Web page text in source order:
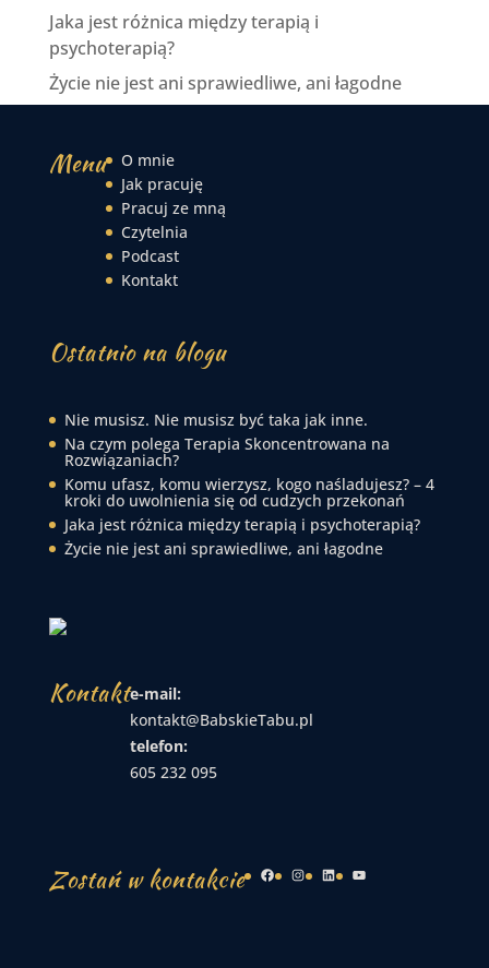
Jaka jest różnica między terapią i
psychoterapią?
Życie nie jest ani sprawiedliwe, ani łagodne
Menu
O mnie
Jak pracuję
Pracuj ze mną
Czytelnia
Podcast
Kontakt
Ostatnio na blogu
Nie musisz. Nie musisz być taka jak inne.
Na czym polega Terapia Skoncentrowana na
Rozwiązaniach?
Komu ufasz, komu wierzysz, kogo naśladujesz? – 4
kroki do uwolnienia się od cudzych przekonań
Jaka jest różnica między terapią i psychoterapią?
Życie nie jest ani sprawiedliwe, ani łagodne
Kontakte-mail:
kontakt@BabskieTabu.pl
telefon:
605 232 095
Zostań w kontakcie Facebook
Instagram
LinkedInYouTube